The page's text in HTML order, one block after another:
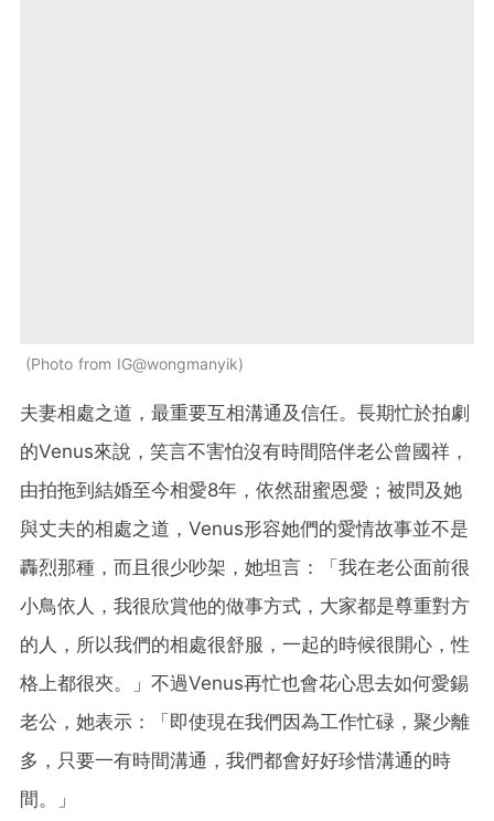
Photo from IG@wongmanyik
夫妻相處之道，最重要互相溝通及信任。長期忙於拍劇
的Venus來說，笑言不害怕沒有時間陪伴老公曾國祥，
由拍拖到結婚至今相愛8年，依然甜蜜恩愛；被問及她
與丈夫的相處之道，Venus形容她們的愛情故事並不是
轟烈那種，而且很少吵架，她坦言：「我在老公面前很
小鳥依人，我很欣賞他的做事方式，大家都是尊重對方
的人，所以我們的相處很舒服，一起的時候很開心，性
格上都很夾。」不過Venus再忙也會花心思去如何愛錫
老公，她表示：「即使現在我們因為工作忙碌，聚少離
多，只要一有時間溝通，我們都會好好珍惜溝通的時
間。」